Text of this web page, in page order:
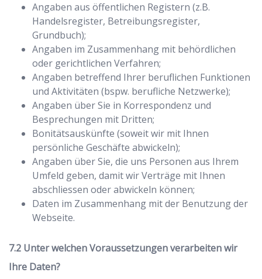
Angaben aus öffentlichen Registern (z.B.
Handelsregister, Betreibungsregister,
Grundbuch);
Angaben im Zusammenhang mit behördlichen
oder gerichtlichen Verfahren;
Angaben betreffend Ihrer beruflichen Funktionen
und Aktivitäten (bspw. berufliche Netzwerke);
Angaben über Sie in Korrespondenz und
Besprechungen mit Dritten;
Bonitätsauskünfte (soweit wir mit Ihnen
persönliche Geschäfte abwickeln);
Angaben über Sie, die uns Personen aus Ihrem
Umfeld geben, damit wir Verträge mit Ihnen
abschliessen oder abwickeln können;
Daten im Zusammenhang mit der Benutzung der
Webseite.
Unter welchen Voraussetzungen verarbeiten wir
Ihre Daten?